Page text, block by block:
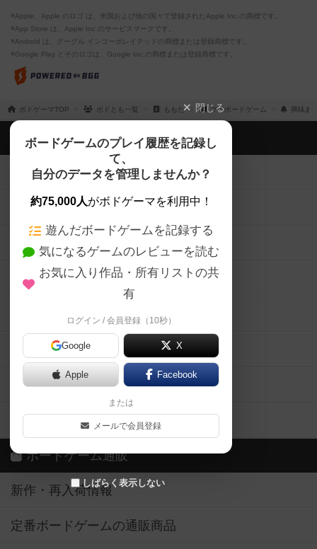
※Apple、Apple のロゴ は、米国および他の国々で登録されたApple Inc.の商標です。
※App Store は、Apple Inc.のサービスマークです。
※Android は、グーグル インコーポレイテッドの商標または登録商標です。
※Google Play とそのロゴは、Google Inc.の商標または登録商標です。
ボドゲーマTOP ボドとも一覧 ももた マイボードゲーム 興味あ
閉じる
ボードゲームのプレイ履歴を記録し
て、
自分のデータを管理しませんか？
約75,000人がボドゲーマを利用中！
遊んだボードゲームを記録する
気になるゲームのレビューを読む
お気に入り作品・所有リストの共
有
ログイン / 会員登録（10秒）
Google X
Apple Facebook
または
メールで会員登録
しばらく表示しない
ボドゲーマTOP
ボードゲームを検索する
ボードゲームの新着レビュー
ボードゲーム会情報
メカニクス特集
掲示板・トピックス
ボドとも・会員一覧
ボードゲーム業界コラム
ボドゲーマご利用案内
ボードゲーム通販
新作・再入荷情報
定番ボードゲームの通販商品